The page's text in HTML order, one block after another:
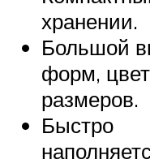
хранении.
Большой
форм,
размеров.
Быстро